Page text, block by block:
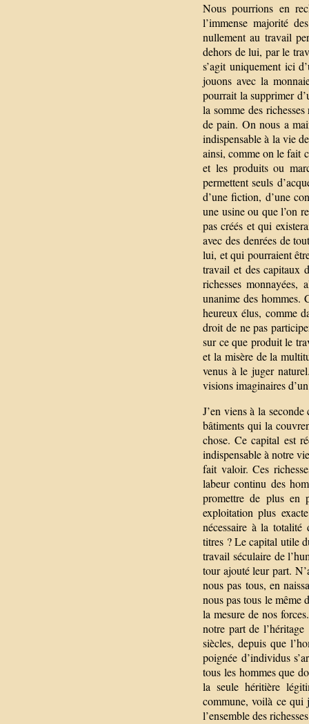
Nous pourrions en
l’immense majorité
nullement au travail
dehors de lui, par le
s’agit uniquement ici
jouons avec la
pourrait la supprimer
la somme des
de pain. On nous a
indispensable à la vie
ainsi, comme on le fait
et les produits ou
permettent seuls
d’une fiction, d’une
une usine ou que l’on
pas créés et qui
avec des denrées de
lui, et qui pourraient
travail et des capitaux
richesses
unanime des hommes.
heureux élus, comme
droit de ne pas
sur ce que produit le
et la misère de la
venus à le juger
visions imaginaires
J’en viens à la
bâtiments qui la
chose. Ce capital est
indispensable à notre
fait valoir. Ces
labeur continu des
promettre de plus en
exploitation plus
nécessaire à la totalité
titres ? Le capital utile
travail séculaire de
tour ajouté leur part.
nous pas tous, en
nous pas tous le même
la mesure de nos
notre part de
siècles, depuis que
poignée d’individus
tous les hommes que
la seule héritière
commune, voilà ce qui
l’ensemble des